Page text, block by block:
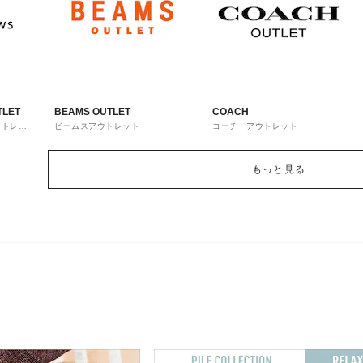
レッ
BEAMS OUTLET
ビームスアウトレット
COACH
コーチ アウトレット
もっと見る